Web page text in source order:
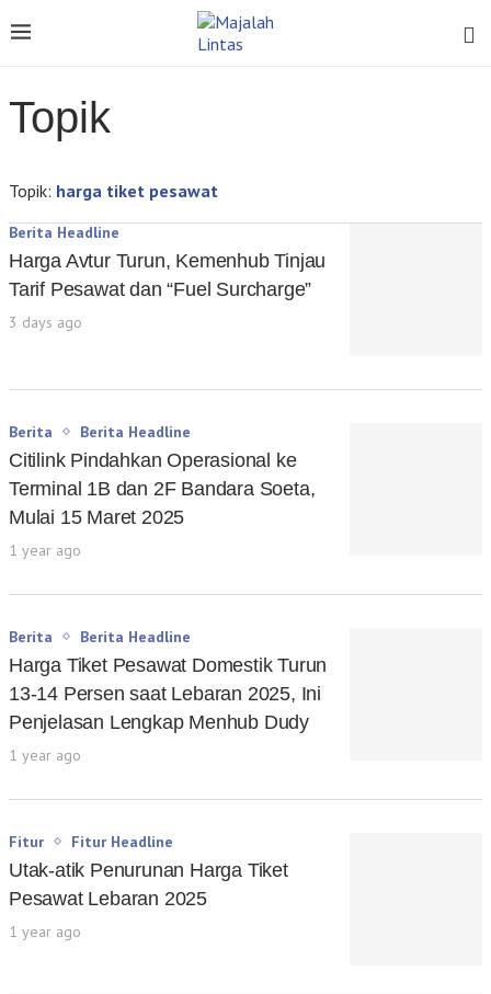
Topik
Topik: harga tiket pesawat
Berita Headline
Harga Avtur Turun, Kemenhub Tinjau
Tarif Pesawat dan “Fuel Surcharge”
3 days ago
Berita Berita Headline
Citilink Pindahkan Operasional ke
Terminal 1B dan 2F Bandara Soeta,
Mulai 15 Maret 2025
1 year ago
Berita Berita Headline
Harga Tiket Pesawat Domestik Turun
13-14 Persen saat Lebaran 2025, Ini
Penjelasan Lengkap Menhub Dudy
1 year ago
Fitur Fitur Headline
Utak-atik Penurunan Harga Tiket
Pesawat Lebaran 2025
1 year ago